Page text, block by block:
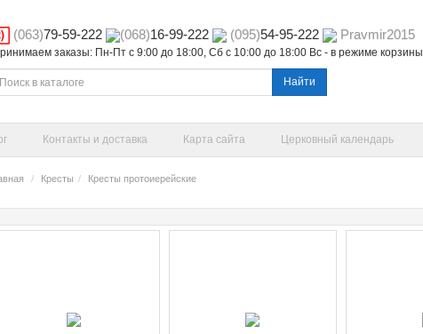
(063)79-59-222 (068)16-99-222 (095)54-95-222 Pravmir2015
заказы: Пн-Пт с 9:00 до 18:00, Сб с 10:00 до 18:00 Вс - в режиме корзины
Найти
Контакты и доставка Карта сайта Церковный календарь
Кресты Кресты протоиерейские